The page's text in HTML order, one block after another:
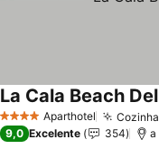
4 EstrelasAparthotel
La Cala Beach
9,0 Excelente 354 a